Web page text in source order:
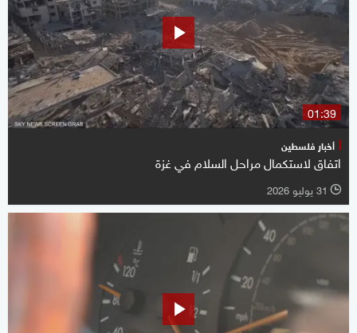
01:39
أخبار فلسطين
اتفاق لاستكمال مراحل السلام في غزة
l 31 يوليو 2026